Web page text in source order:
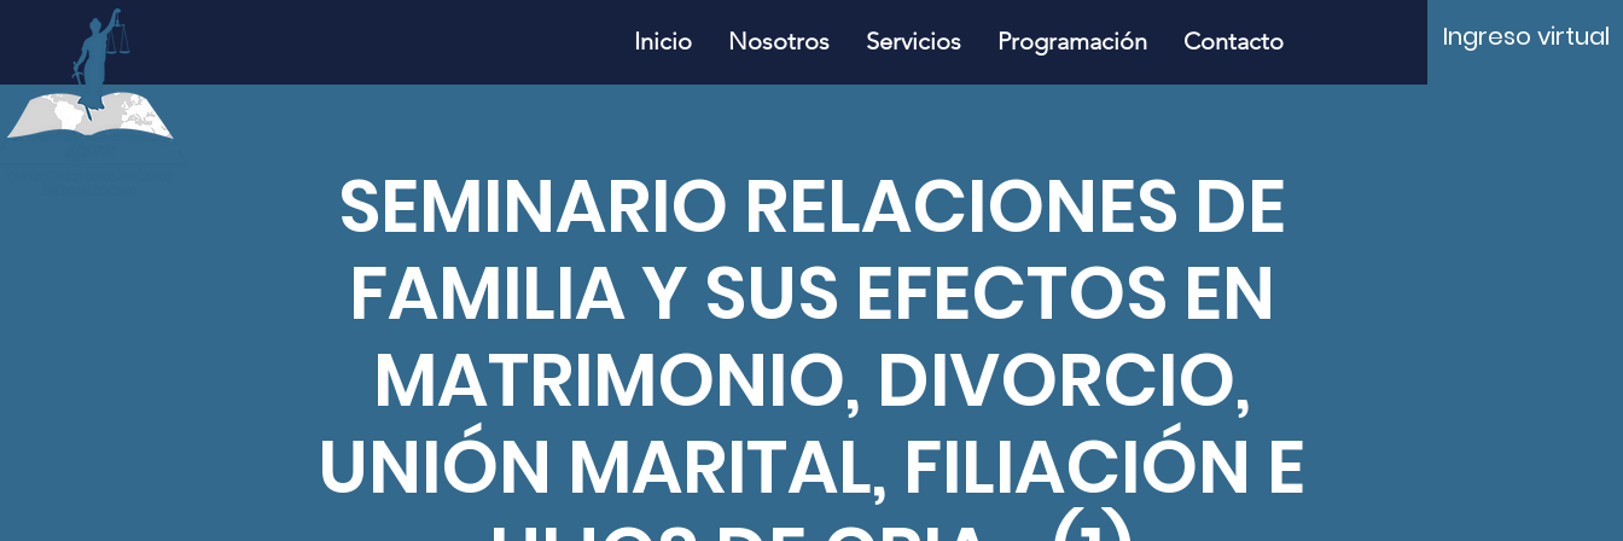
Inicio Nosotros Servicios Programación Contacto Ingreso virtual
SEMINARIO RELACIONES DE
FAMILIA Y SUS EFECTOS EN
MATRIMONIO, DIVORCIO,
UNIÓN MARITAL, FILIACIÓN E